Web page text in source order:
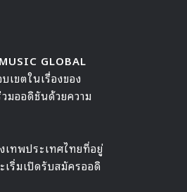
GLOBAL
ขตในเรื่องของ
มออดิชันด้วยความ
เทพประเทศไทยที่อยู่
ริ่มเปิดรับสมัครออดิ